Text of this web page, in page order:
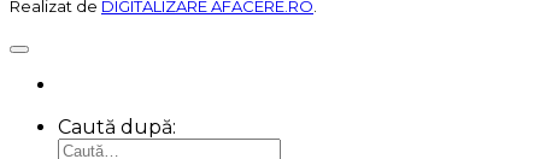
Realizat de DIGITALIZARE AFACERE.RO
Caută după: